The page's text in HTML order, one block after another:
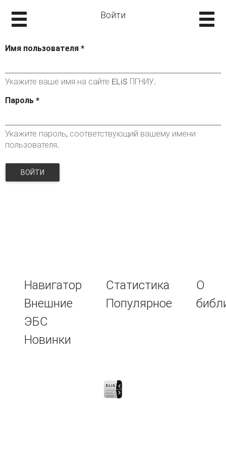
Войти
Имя пользователя *
Укажите ваше имя на сайте ELiS ПГНИУ.
Пароль *
Укажите пароль, соответствующий вашему имени
пользователя.
ВОЙТИ
Навигатор
Внешние
ЭБС
Новинки
Статистика
Популярное
О